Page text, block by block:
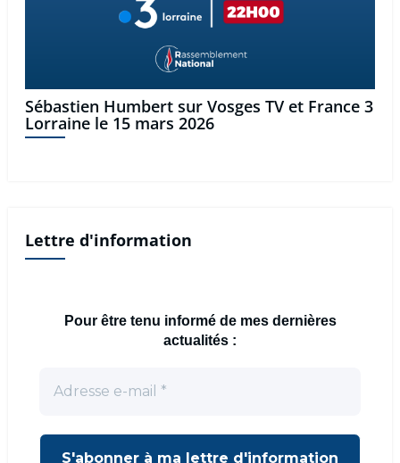
Sébastien Humbert sur Vosges TV et France 3
Lorraine le 15 mars 2026
Lettre d'information
Pour être tenu informé de mes dernières
actualités :